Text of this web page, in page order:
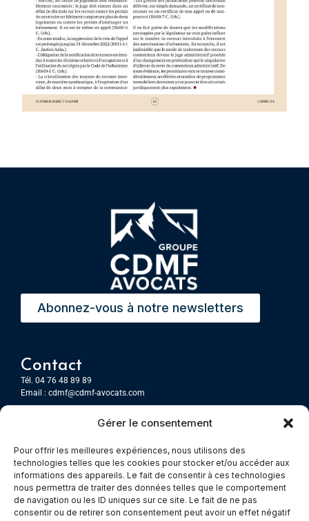
Gérer le consentement
Pour offrir les meilleures expériences, nous utilisons des
technologies telles que les cookies pour stocker et/ou accéder aux
informations des appareils. Le fait de consentir à ces technologies
nous permettra de traiter des données telles que le comportement
de navigation ou les ID uniques sur ce site. Le fait de ne pas
consentir ou de retirer son consentement peut avoir un effet négatif
Abonnez-vous à notre newsletters
Contact
Tél. 04 76 48 89 89
Email : cdmf@cdmf-avocats.com
7 Place Firmin Gautier
CS 80476
38016 GRENOBLE, Cedex 1
Chambery